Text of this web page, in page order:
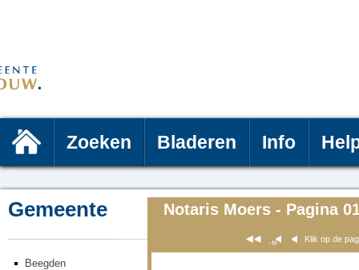
Zoeken Bladeren Info
Gemeente
Beegden
Notaris Moers - Pagina
Klik op de